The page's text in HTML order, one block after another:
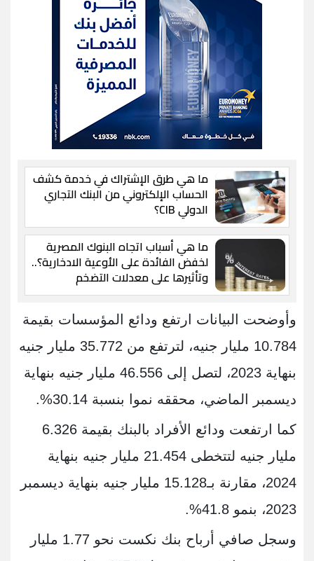
ما هي طرق الإشتراك في خدمة كشف
الحساب الإلكتروني من البنك التجاري
الدولي CIB؟
ما هي أسباب اتجاه البنوك المصرية
لخفض الفائدة على الأوعية الادخارية؟..
وتأثيرها على معدلات التضخم
وأوضحت البيانات ارتفع ودائع المؤسسات بقيمة
10.784 مليار جنيه، لترتفع من 35.772 مليار جنيه
بنهاية 2023، لتصل إلى 46.556 مليار جنيه بنهاية
ديسمبر الماضي، محققه نموا بنسبة 30.14%.
كما ارتفعت ودائع الأفراد بالبنك بقيمة 6.326
مليار جنيه لتتخطى 21.454 مليار جنيه بنهاية
2024، مقارنة بـ15.128 مليار جنيه بنهاية ديسمبر
2023، بنمو 41.8%.
وسجل صافي أرباح بنك نكست نحو 1.77 مليار